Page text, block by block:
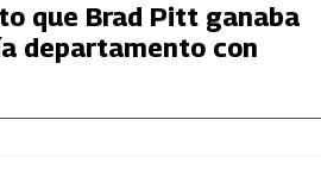
que Brad Pitt ganaba
departamento con